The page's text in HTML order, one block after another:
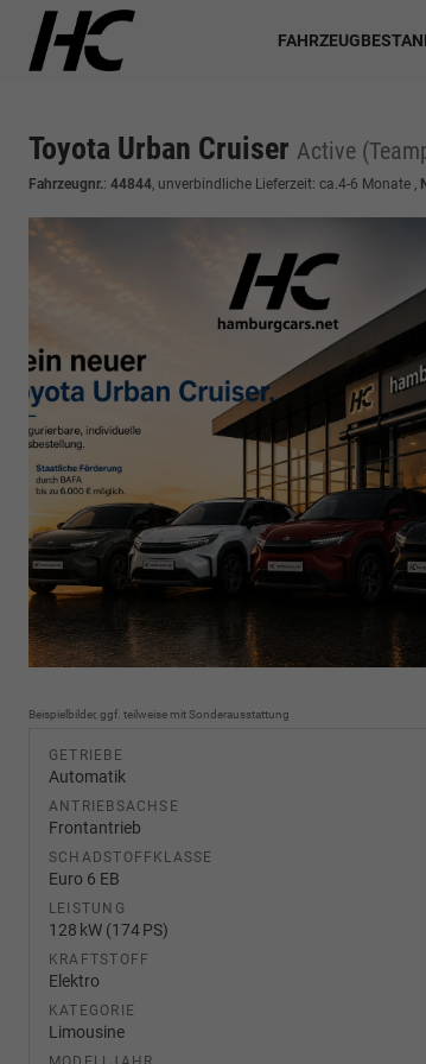
Toyota Urban Cruiser Active
Fahrzeugnr.: 44844, unverbindliche Lieferzeit: ca.4-6 Monate ,
Beispielbilder, ggf. teilweise mit Sonderausstattung
GETRIEBE
Automatik
ANTRIEBSACHSE
Frontantrieb
SCHADSTOFFKLASSE
Euro 6 EB
LEISTUNG
128 kW (174 PS)
KRAFTSTOFF
Elektro
KATEGORIE
Limousine